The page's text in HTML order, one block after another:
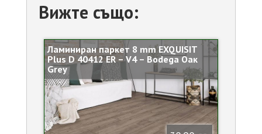
Вижте също:
Ламиниран паркет 8 mm EXQUISIT
Plus D 40412 ER – V4 – Bodega Оак
Grey